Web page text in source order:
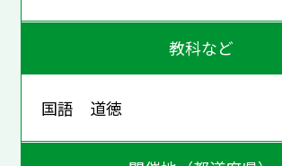
教科など
国語 道徳